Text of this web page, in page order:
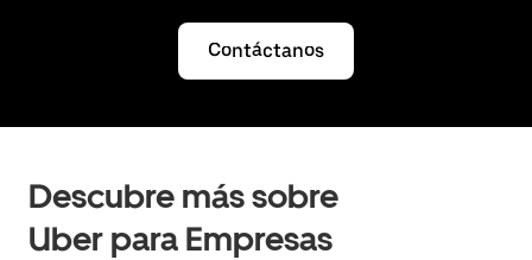
Contáctanos
Descubre más sobre
Uber para Empresas